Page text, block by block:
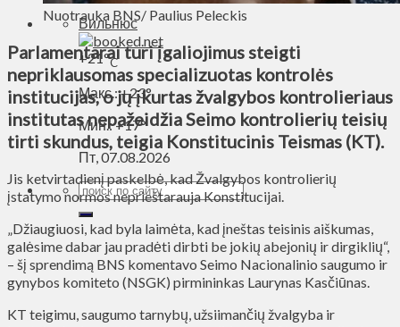
Вильнюс
+21°C
Макс.:+23°
Мин.:+17°
Пт, 07.08.2026
Nuotrauka BNS/ Paulius Peleckis
Parlamentarai turi įgaliojimus steigti
nepriklausomas specializuotas kontrolės
institucijas, o jų įkurtas žvalgybos kontrolieriaus
institutas nepažeidžia Seimo kontrolierių teisių
tirti skundus, teigia Konstitucinis Teismas (KT).
Jis ketvirtadienį paskelbė, kad Žvalgybos kontrolierių
įstatymo normos neprieštarauja Konstitucijai.
„Džiaugiuosi, kad byla laimėta, kad įneštas teisinis aiškumas,
galėsime dabar jau pradėti dirbti be jokių abejonių ir dirgiklių“,
– šį sprendimą BNS komentavo Seimo Nacionalinio saugumo ir
gynybos komiteto (NSGK) pirmininkas Laurynas Kasčiūnas.
KT teigimu, saugumo tarnybų, užsiimančių žvalgyba ir